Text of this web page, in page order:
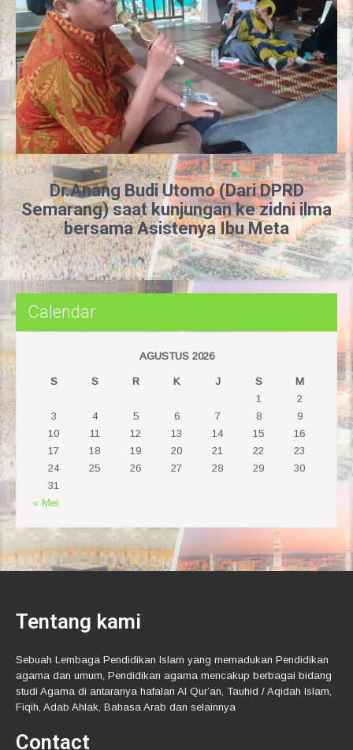
Dr.Anang Budi Utomo (Dari DPRD
Semarang) saat kunjungan ke zidni ilma
bersama Asistenya Ibu Meta
Calendar
AGUSTUS 2026
S S R K J S
M
1
2
3
4 5 6 7 8
9
10
11 12 13 14 15
16
17
18 19 20 21 22
23
24
25 26 27 28 29
30
31
« Mei
Tentang kami
Sebuah Lembaga Pendidikan Islam yang memadukan Pendidikan
agama dan umum, Pendidikan agama mencakup berbagai bidang
studi Agama di antaranya hafalan Al Qur’an, Tauhid / Aqidah Islam,
Fiqih, Adab Ahlak, Bahasa Arab dan selainnya
Contact